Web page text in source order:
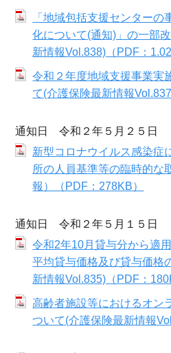
「地域包括支援センター
化について(通知)」の一部
新情報Vol.838)（PDF：
令和２年度地域支援事業実
て(介護保険最新情報
通知日 令和２年５月２５日
新型コロナウイルス感染症
所の人員基準等の臨時的な
報）（PDF：278KB）
通知日 令和２年５月１５日
令和2年10月貸与分から適
平均貸与価格及び貸与価格
新情報Vol.835)（PDF：
高齢者施設等におけるオン
ついて(介護保険最新情報